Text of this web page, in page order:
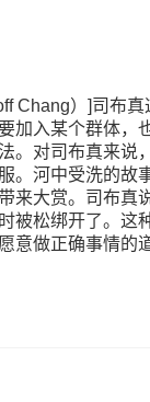
Chang）]司布真
加入某个群体，
。对司布真来说
。河中受洗的故
来大赏。司布真
被松绑开了。这
意做正确事情的